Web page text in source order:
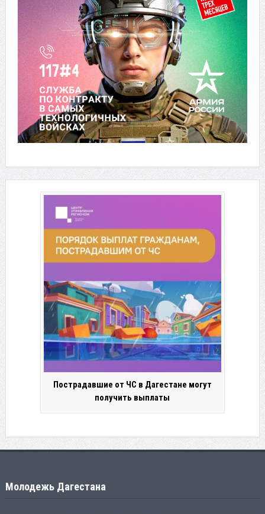
Пострадавшие от ЧС в Дагестане могут
получить выплаты
Молодежь Дагестана